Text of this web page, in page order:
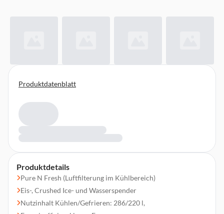
Produktdetails
Pure N Fresh (Luftfilterung im Kühlbereich)
Eis-, Crushed Ice- und Wasserspender
Nutzinhalt Kühlen/Gefrieren: 286/220 l,
Produktdatenblatt